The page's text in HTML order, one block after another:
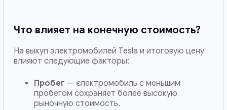
Что влияет на конечную стоимость?
На выкуп электромобилей Tesla и итоговую цену
влияют следующие факторы:
Пробег — єлектромобиль с меньшим
пробегом сохраняет более высокую
рыночную стоимость.